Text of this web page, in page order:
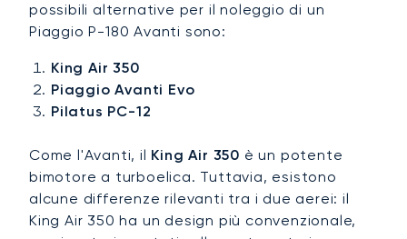
possibili alternative per il noleggio di un
Piaggio P-180 Avanti sono:
King Air 350
Piaggio Avanti Evo
Pilatus PC-12
Come l'Avanti, il King Air 350 è un potente
bimotore a turboelica. Tuttavia, esistono
alcune differenze rilevanti tra i due aerei: il
King Air 350 ha un design più convenzionale,